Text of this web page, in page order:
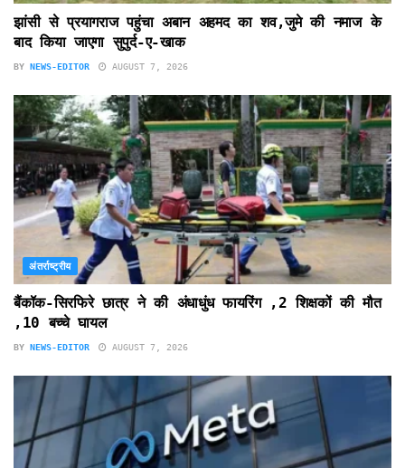
झांसी से प्रयागराज पहुंचा अबान अहमद का शव,जुमे की नमाज के
बाद किया जाएगा सुपुर्द-ए-खाक
BY NEWS-EDITOR AUGUST 7, 2026
अंतर्राष्ट्रीय
बैंकॉक-सिरफिरे छात्र ने की अंधाधुंध फायरिंग ,2 शिक्षकों की मौत
,10 बच्चे घायल
BY NEWS-EDITOR AUGUST 7, 2026